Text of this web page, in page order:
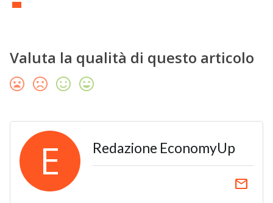
Valuta la qualità di questo articolo
E Redazione EconomyUp
email